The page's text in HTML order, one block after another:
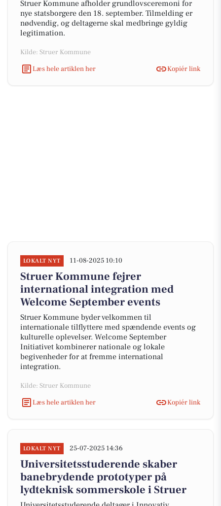
Struer Kommune afholder grundlovsceremoni for
nye statsborgere den 18. september. Tilmelding er
nødvendig, og deltagerne skal medbringe gyldig
legitimation.
Kilde: Struer Kommune
Læs hele artiklen her
Kopiér link
LOKALT NYT 11-08-2025 10:10
Struer Kommune fejrer
international integration med
Welcome September events
Struer Kommune byder velkommen til
internationale tilflyttere med spændende events og
kulturelle oplevelser. Welcome September
Initiativet kombinerer nationale og lokale
begivenheder for at fremme international
integration.
Kilde: Struer Kommune
Læs hele artiklen her
Kopiér link
LOKALT NYT 25-07-2025 14:36
Universitetsstuderende skaber
banebrydende prototyper på
lydteknisk sommerskole i Struer